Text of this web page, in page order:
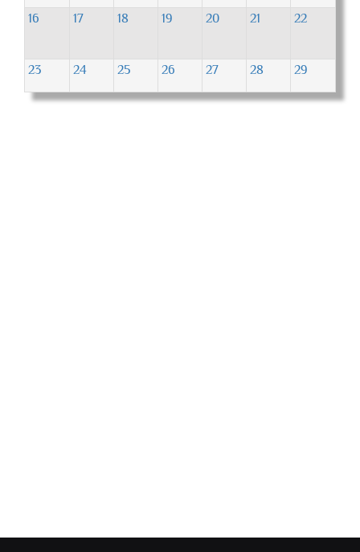
16 17 18 19 20 21 22
23 24 25 26 27 28 29